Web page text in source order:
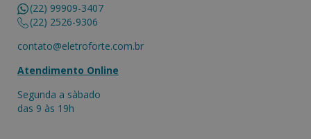
(22) 99909-3407
(22) 2526-9306
contato@eletroforte.com.br
Atendimento Online
Segunda a sàbado
das 9 às 19h